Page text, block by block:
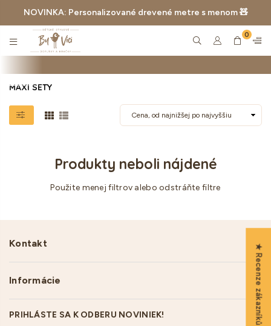
NOVINKA: Personalizované drevené metre s menom 🧸
BYVICI.CZ
0
MAXI SETY
Produkty neboli nájdené
Použite menej filtrov aleboodstráňte filtre
Kontakt
Informácie
PRIHLÁSTE SA K ODBERU NOVINIEK!
★ Recenze zákazníků